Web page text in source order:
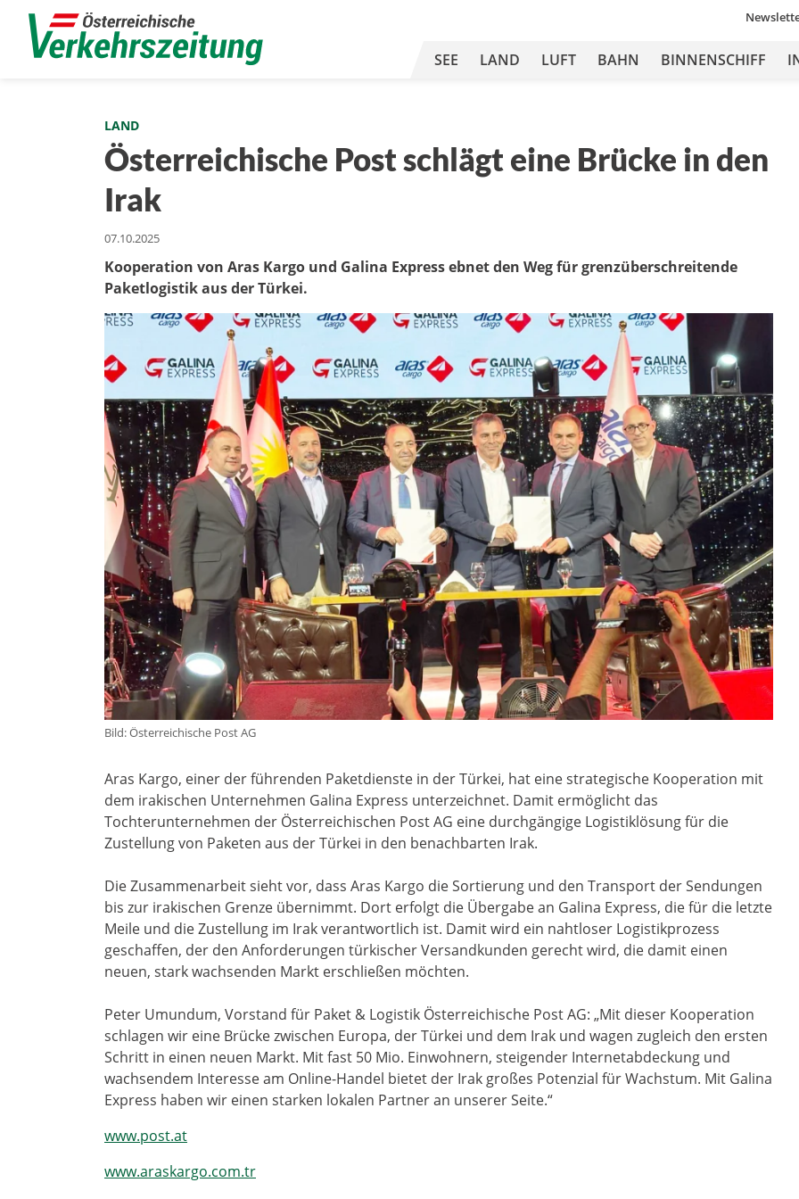
SEE LAND LUFT BAHN BINNENSCHIFF
LAND
Österreichische Post schlägt eine Brücke in den
Irak
07.10.2025
Kooperation von Aras Kargo und Galina Express ebnet den Weg für grenzüberschreitende
Paketlogistik aus der Türkei.
Bild: Österreichische Post AG
Aras Kargo, einer der führenden Paketdienste in der Türkei, hat eine strategische Kooperation mit
dem irakischen Unternehmen Galina Express unterzeichnet. Damit ermöglicht das
Tochterunternehmen der Österreichischen Post AG eine durchgängige Logistiklösung für die
Zustellung von Paketen aus der Türkei in den benachbarten Irak.
Die Zusammenarbeit sieht vor, dass Aras Kargo die Sortierung und den Transport der Sendungen
bis zur irakischen Grenze übernimmt. Dort erfolgt die Übergabe an Galina Express, die für die letzte
Meile und die Zustellung im Irak verantwortlich ist. Damit wird ein nahtloser Logistikprozess
geschaffen, der den Anforderungen türkischer Versandkunden gerecht wird, die damit einen
neuen, stark wachsenden Markt erschließen möchten.
Peter Umundum, Vorstand für Paket & Logistik Österreichische Post AG: „Mit dieser Kooperation
schlagen wir eine Brücke zwischen Europa, der Türkei und dem Irak und wagen zugleich den ersten
Schritt in einen neuen Markt. Mit fast 50 Mio. Einwohnern, steigender Internetabdeckung und
wachsendem Interesse am Online-Handel bietet der Irak großes Potenzial für Wachstum. Mit Galina
Express haben wir einen starken lokalen Partner an unserer Seite.“
www.post.at
www.araskargo.com.tr